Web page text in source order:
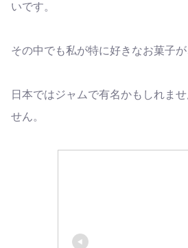
いです。
その中でも私が特に好きなお菓子が
日本ではジャムで有名かもしれま
せん。